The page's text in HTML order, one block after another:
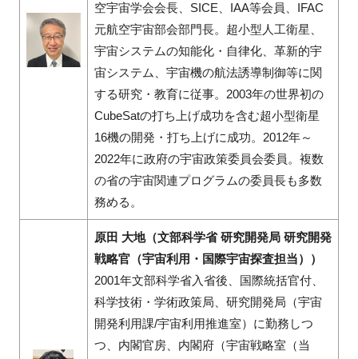
空宇宙学会会長、SICE、IAA等会員、IFAC
元航空宇宙部会部門長。超小型人工衛星、
宇宙システムの知能化・自律化、革新的宇
宙システム、宇宙機の航法誘導制御等に関
する研究・教育に従事。2003年の世界初の
CubeSatの打ち上げ成功を含む超小型衛星
16機の開発・打ち上げに成功。2012年～
2022年に政府の宇宙政策委員会委員。複数
の省の宇宙関連プログラムの委員長も多数
務める。
原田 大地（文部科学省 研究開発局 研究開発
戦略官（宇宙利用・国際宇宙探査担当））
2001年文部科学省入省後、国際統括官付、
科学技術・学術政策局、研究開発局（宇宙
開発利用課/宇宙利用推進室）に勤務しつ
つ、内閣官房、内閣府（宇宙戦略室（当